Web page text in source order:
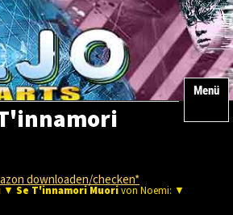
Menü
downloaden/checken*
▼ Se T'innamori Muorivon Noemi: ▼